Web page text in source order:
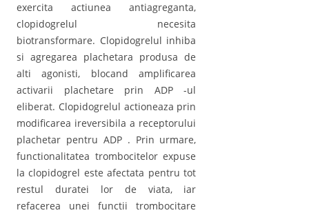
exercita actiunea antiagreganta,
clopidogrelul necesita
biotransformare. Clopidogrelul inhiba
si agregarea plachetara produsa de
alti agonisti, blocand amplificarea
activarii plachetare prin ADP -ul
eliberat. Clopidogrelul actioneaza prin
modificarea ireversibila a receptorului
plachetar pentru ADP . Prin urmare,
functionalitatea trombocitelor expuse
la clopidogrel este afectata pentru tot
restul duratei lor de viata, iar
refacerea unei functii trombocitare